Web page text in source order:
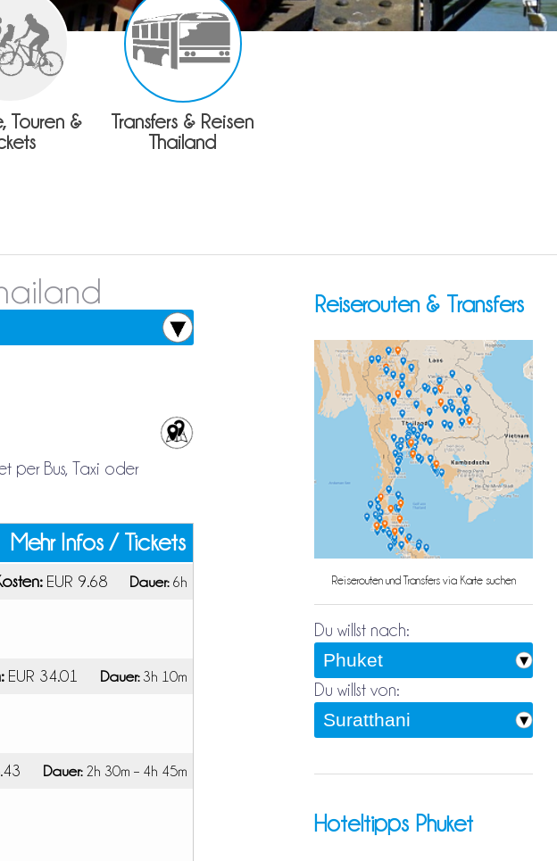
Touren &
Transfers & Reisen
Thailand
per Bus, Taxi oder
Mehr Infos / Tickets
EUR 9.68 Dauer:6h
EUR 34.01 Dauer:3h 10m
Dauer:2h 30m – 4h 45m
Reiserouten & Transfers
Reiserouten und Transfers via Karte suchen
Du willst nach:
Du willst von:
Hoteltipps Phuket